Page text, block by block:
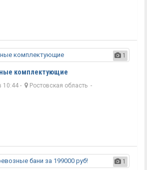
1
комплектующие
10:44 - Ростовская область -
1